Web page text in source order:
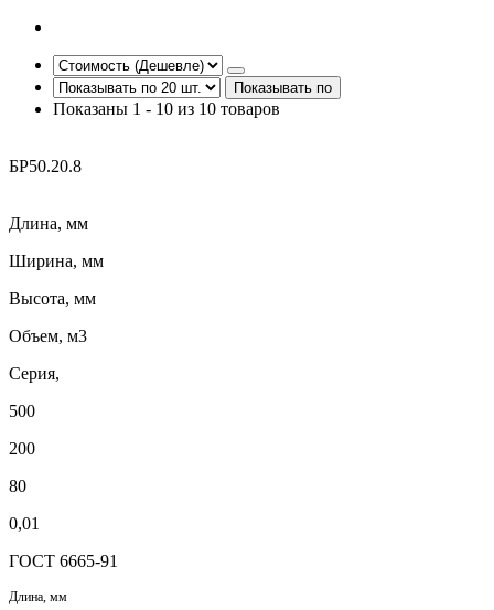
Показывать по
Показаны 1 - 10 из 10 товаров
БР50.20.8
Длина, мм
Ширина, мм
Высота, мм
Объем, м3
Серия,
500
200
80
0,01
ГОСТ 6665-91
Длина, мм